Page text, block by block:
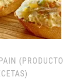
(PRODUCTO